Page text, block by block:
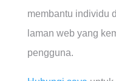
membantu individu
laman web yang
pengguna.